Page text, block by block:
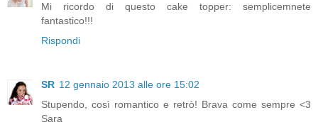
Mi ricordo di questo cake topper: semplicemnete
fantastico!!!
Rispondi
SR 12 gennaio 2013 alle ore 15:02
Stupendo, così romantico e retrò! Brava come sempre <3
Sara